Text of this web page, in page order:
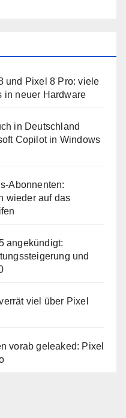
und Pixel 8 Pro: viele
in neuer Hardware
in Deutschland
Copilot in Windows
Abonnenten:
wieder auf das
angekündigt:
und
viel über Pixel
vorab geleaked: Pixel